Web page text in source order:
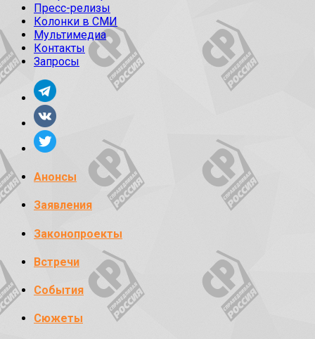
Пресс-релизы
Колонки в СМИ
Мультимедиа
Контакты
Запросы
Анонсы
Заявления
Законопроекты
Встречи
События
Сюжеты